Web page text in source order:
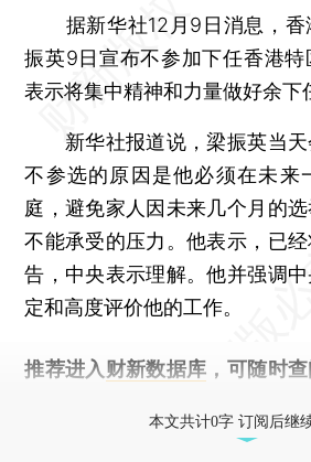
据新华社12月9日消息，香
振英9日宣布不参加下任香港特
表示将集中精神和力量做好余下
新华社报道说，梁振英当天
不参选的原因是他必须在未来
庭，避免家人因未来几个月的
不能承受的压力。他表示，已
告，中央表示理解。他并强调
定和高度评价他的工作。
推荐进入 财新数据库 ，可随时
本文共计0字 订阅后继